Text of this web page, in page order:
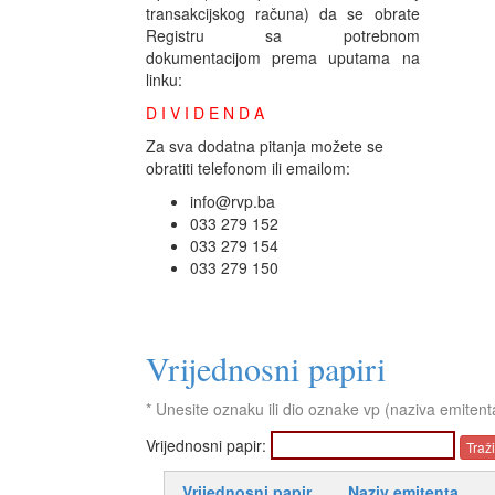
transakcijskog računa) da se obrate
Registru sa potrebnom
dokumentacijom prema uputama na
linku:
D I V I D E N D A
Za sva dodatna pitanja možete se
obratiti telefonom ili emailom:
info@rvp.ba
033 279 152
033 279 154
033 279 150
Vrijednosni papiri
* Unesite oznaku ili dio oznake vp (naziva
Vrijednosni papir: